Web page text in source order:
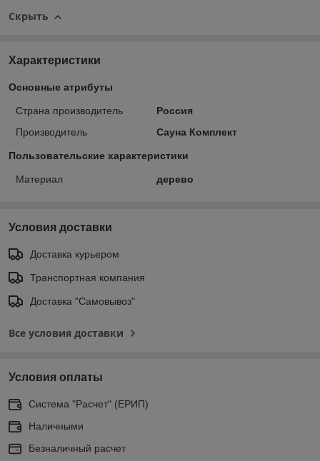
Скрыть
Характеристики
Основные атрибуты
Страна производитель
Россия
Производитель
Сауна Комплект
Пользовательские характеристики
Материал дерево
Условия доставки
Доставка курьером
Транспортная компания
Доставка "Самовывоз"
Все условия доставки
Условия оплаты
Система "Расчет" (ЕРИП)
Наличными
Безналичный расчет